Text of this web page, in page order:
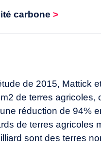
carbone >
de 2015, Mattick
de terres agricoles,
réduction de 94%
de terres agricoles
sont des terres